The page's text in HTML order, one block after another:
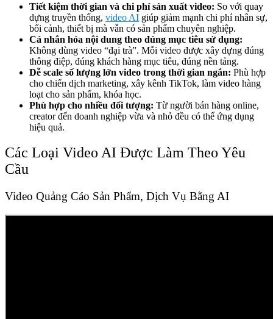
Tiết kiệm thời gian và chi phí sản xuất video: So với quay
dựng truyền thống, video AI giúp giảm mạnh chi phí nhân sự,
bối cảnh, thiết bị mà vẫn có sản phẩm chuyên nghiệp.
Cá nhân hóa nội dung theo đúng mục tiêu sử dụng:
Không dùng video “đại trà”. Mỗi video được xây dựng đúng
thông điệp, đúng khách hàng mục tiêu, đúng nền tảng.
Dễ scale số lượng lớn video trong thời gian ngắn: Phù hợp
cho chiến dịch marketing, xây kênh TikTok, làm video hàng
loạt cho sản phẩm, khóa học.
Phù hợp cho nhiều đối tượng: Từ người bán hàng online,
creator đến doanh nghiệp vừa và nhỏ đều có thể ứng dụng
hiệu quả.
Các Loại Video AI Được Làm Theo Yêu
Cầu
Video Quảng Cáo Sản Phẩm, Dịch Vụ Bằng AI